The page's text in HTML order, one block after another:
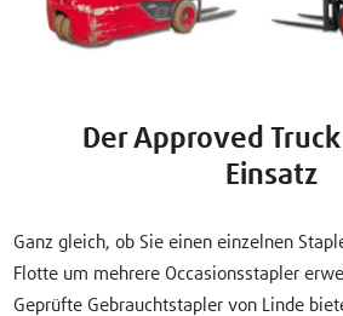
Der Approved
Einsatz
Ganz gleich, ob Sie einen einzelnen
Flotte um mehrere Occasionsstapler
Geprüfte Gebrauchtstapler von Linde